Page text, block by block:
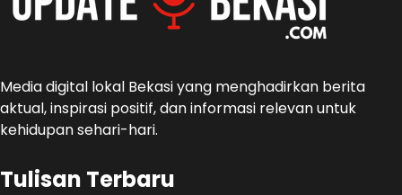
Media digital lokal Bekasi yang menghadirkan berita
aktual, inspirasi positif, dan informasi relevan untuk
kehidupan sehari-hari.
Tulisan Terbaru